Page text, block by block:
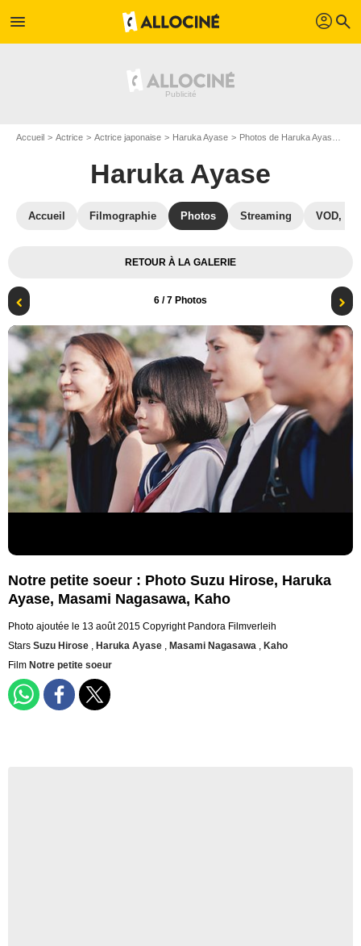
menu profil search
Accueil Actrice Actrice japonaise Haruka Ayase Photos de Haruka Ayase
Haruka Ayase
Accueil Filmographie Photos Streaming VOD,
RETOUR À LA GALERIE
6 / 7 Photos
Notre petite soeur : Photo Suzu Hirose, Haruka
Ayase, Masami Nagasawa, Kaho
Photo ajoutée le 13 août 2015 Copyright Pandora Filmverleih
Stars Suzu Hirose , Haruka Ayase , Masami Nagasawa , Kaho
Film Notre petite soeur